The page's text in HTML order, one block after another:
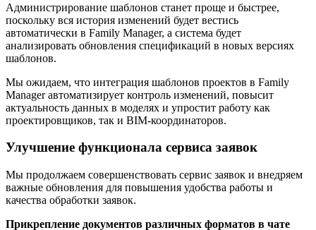
Администрирование шаблонов станет проще и быстрее,
поскольку вся история изменений будет вестись
автоматически в Family Manager, а система будет
анализировать обновления спецификаций в новых версиях
шаблонов.
Мы ожидаем, что интеграция шаблонов проектов в Family
Manager автоматизирует контроль изменений, повысит
актуальность данных в моделях и упростит работу как
проектировщиков, так и BIM-координаторов.
Улучшение функционала сервиса заявок
Мы продолжаем совершенствовать сервис заявок и внедряем
важные обновления для повышения удобства работы и
качества обработки заявок.
Прикрепление документов различных форматов в чате